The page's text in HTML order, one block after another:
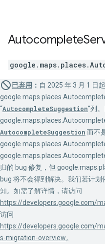
Autocomplete
google.maps.places.
已弃用 ： 自 2025 年 3 月 1 日
“AutocompleteSuggestion”列。
AutocompleteSuggestion 而不
归的 bug 修复，但
bug 将不会得到解决。我们若计
知。如需了解详情，请访问
https://developers.google.com/
访问
https://developers.google.com/
s-migration-overview。